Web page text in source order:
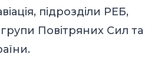
підрозділи РЕБ,
групи Повітряних Сил та